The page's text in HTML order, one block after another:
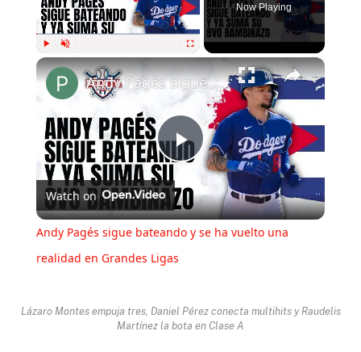
Play Fullscreen
Now Playing
×
Play
Video
Andy Pagés sigue bateando y se ha vuelto una realidad en Grandes Ligas
Watch on
Andy Pagés sigue bateando y se ha vuelto una
realidad en Grandes Ligas
Lázaro Montes empuja tres, Daniel Pérez conecta multihits y Raudelis
Martínez la bota en Clase A